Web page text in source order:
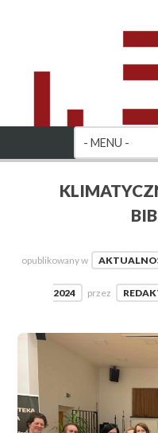
opublikowany w
2024 przez